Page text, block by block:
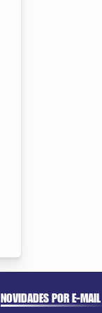
NOVIDADES POR E-MAIL